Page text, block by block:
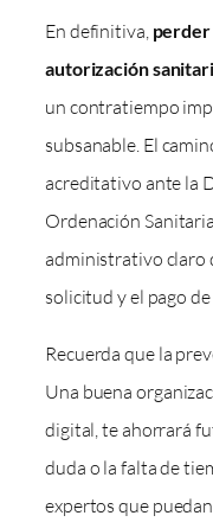
En definitiva, perder
autorización
un contratiempo
subsanable. El
acreditativo ante la
Ordenación
administrativo claro
solicitud y el pago
Recuerda que la
Una buena
digital, te ahorrará
duda o la falta de
expertos que